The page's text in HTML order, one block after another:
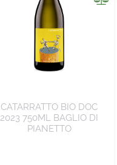
CATARRATTO BIO DOC
2023 750ML BAGLIO DI
PIANETTO